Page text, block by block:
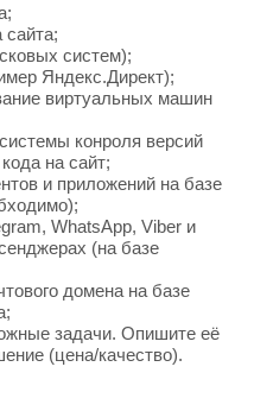
систем);
Яндекс.Директ);
виртуальных машин
конроля версий
на сайт;
и приложений на базе
WhatsApp, Viber и
(на базе
домена на базе
задачи. Опишите её
(цена/качество).